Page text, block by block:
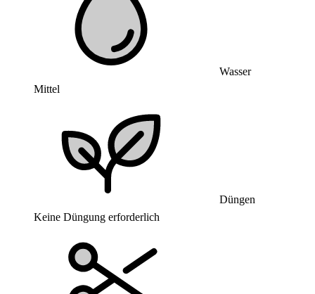
Wasser
Mittel
Düngen
Keine Düngung erforderlich